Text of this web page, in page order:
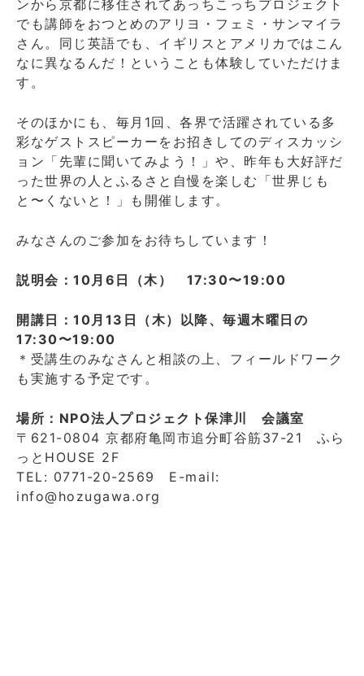
ンから京都に移住されてあっちこっちプロジェクト
でも講師をおつとめのアリヨ・フェミ・サンマイラ
さん。同じ英語でも、イギリスとアメリカではこん
なに異なるんだ！ということも体験していただけま
す。
そのほかにも、毎月1回、各界で活躍されている多
彩なゲストスピーカーをお招きしてのディスカッシ
ョン「先輩に聞いてみよう！」や、昨年も大好評だ
った世界の人とふるさと自慢を楽しむ「世界じも
と〜くないと！」も開催します。
みなさんのご参加をお待ちしています！
説明会：10月6日（木） 17:30〜19:00
開講日：10月13日（木）以降、毎週木曜日の
17:30〜19:00
＊受講生のみなさんと相談の上、フィールドワーク
も実施する予定です。
場所：NPO法人プロジェクト保津川 会議室
〒621-0804 京都府亀岡市追分町谷筋37-21 ふら
っとHOUSE 2F
TEL: 0771-20-2569 E-mail:
info@hozugawa.org